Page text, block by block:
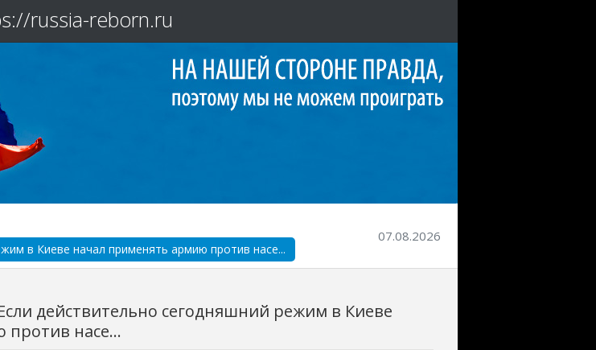
russia-reborn.ru
в Киеве начал применять армию против насе...
07.08.2026
действительно сегодняшний режим в Киеве
насе...